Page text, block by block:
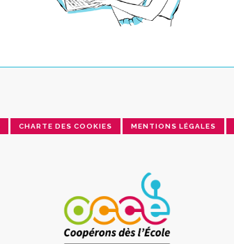
CHARTE DES COOKIES MENTIONS LÉGALES